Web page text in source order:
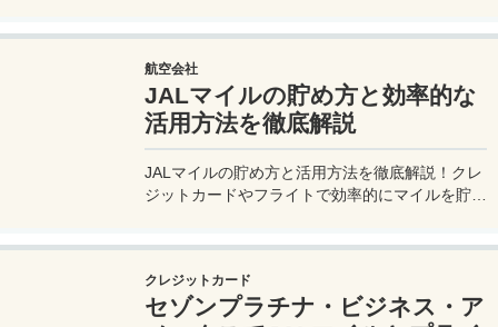
航空会社
JALマイルの貯め方と効率的な
活用方法を徹底解説
JALマイルの貯め方と活用方法を徹底解説！クレ
ジットカードやフライトで効率的にマイルを貯
クレジットカード
セゾンプラチナ・ビジネス・ア